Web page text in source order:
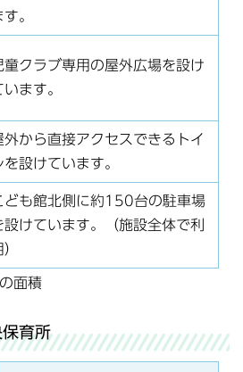
す。
童クラブ専用の屋外広場を設け
います。
外から直接アクセスできるトイ
を設けています。
ども館北側に約150台の駐車場
設けています。（施設全体で利
面積
育所